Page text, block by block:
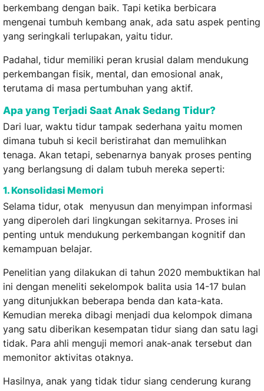
berkembang dengan baik. Tapi ketika berbicara
mengenai tumbuh kembang anak, ada satu aspek penting
yang seringkali terlupakan, yaitu tidur.
Padahal, tidur memiliki peran krusial dalam mendukung
perkembangan fisik, mental, dan emosional anak,
terutama di masa pertumbuhan yang aktif.
Apa yang Terjadi Saat Anak Sedang Tidur?
Dari luar, waktu tidur tampak sederhana yaitu momen
dimana tubuh si kecil beristirahat dan memulihkan
tenaga. Akan tetapi, sebenarnya banyak proses penting
yang berlangsung di dalam tubuh mereka seperti:
1. Konsolidasi Memori
Selama tidur, otak menyusun dan menyimpan informasi
yang diperoleh dari lingkungan sekitarnya. Proses ini
penting untuk mendukung perkembangan kognitif dan
kemampuan belajar.
Penelitian yang dilakukan di tahun 2020 membuktikan hal
ini dengan meneliti sekelompok balita usia 14-17 bulan
yang ditunjukkan beberapa benda dan kata-kata.
Kemudian mereka dibagi menjadi dua kelompok dimana
yang satu diberikan kesempatan tidur siang dan satu lagi
tidak. Para ahli menguji memori anak-anak tersebut dan
memonitor aktivitas otaknya.
Hasilnya, anak yang tidak tidur siang cenderung kurang